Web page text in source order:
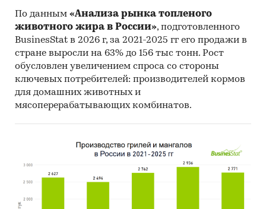
Материалы International Trade Centre.
Материалы Index Mundi.
Результаты исследований DISCOVERY
Research Group.
Объем и структура выборки
Процедура контент-анализа документов не
предполагает расчета объема выборочной
все доступные исследователю документы.
Категории: Промышленность
промышленность /
Россия
По данным «Анализа рынка топленого
животного жира в России», подготовленного
BusinesStat в 2026 г, за 2021-2025 гг его продажи в
стране выросли на 63% до 156 тыс тонн. Рост
обусловлен увеличением спроса со стороны
ключевых потребителей: производителей кормов
для домашних животных и
мясоперерабатывающих комбинатов.